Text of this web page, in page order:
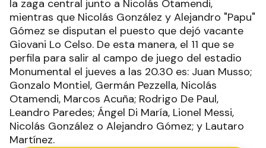
la zaga central junto a Nicolás Otamendi,
mientras que Nicolás González y Alejandro "Papu"
Gómez se disputan el puesto que dejó vacante
Giovani Lo Celso. De esta manera, el 11 que se
perfila para salir al campo de juego del estadio
Monumental el jueves a las 20.30 es: Juan Musso;
Gonzalo Montiel, Germán Pezzella, Nicolás
Otamendi, Marcos Acuña; Rodrigo De Paul,
Leandro Paredes; Ángel Di María, Lionel Messi,
Nicolás González o Alejandro Gómez; y Lautaro
Martínez.